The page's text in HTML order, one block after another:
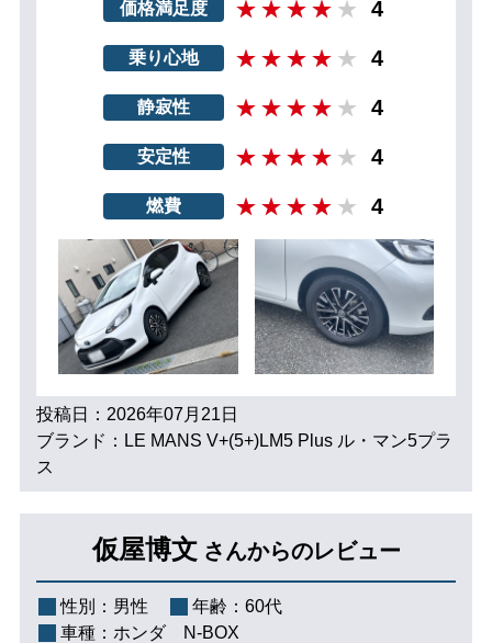
価格満足度 4
乗り心地 4
静寂性 4
安定性 4
燃費 4
投稿日：2026年07月21日
ブランド：LE MANS V+(5+)LM5 Plus ル・マン5プラ
ス
仮屋博文 さんからのレビュー
性別： 男性 年齢： 60代
車種： ホンダ N-BOX